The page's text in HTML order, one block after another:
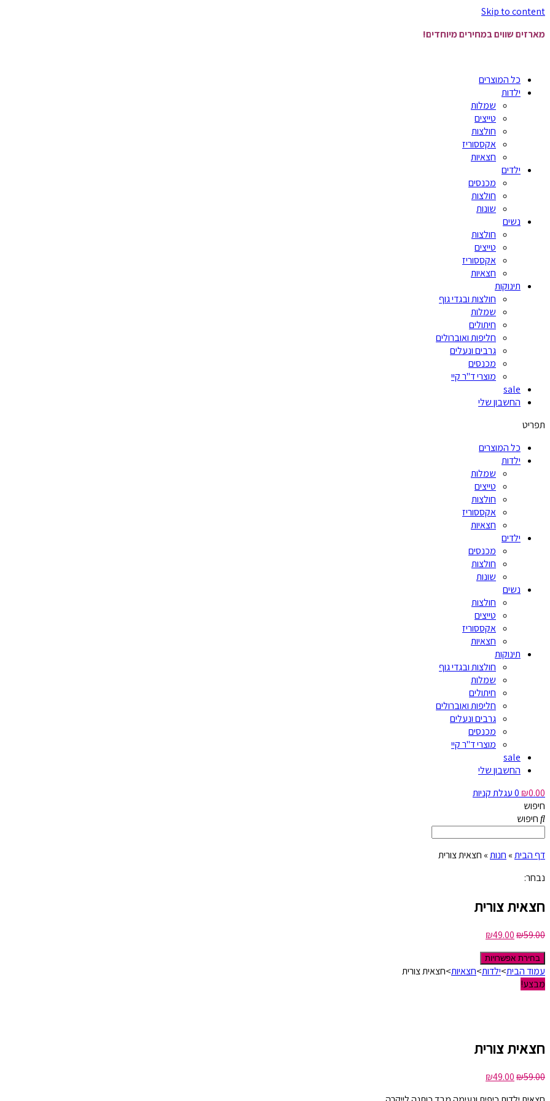
Skip to content
מארזים שווים במחירים מיוחדים!
כל המוצרים
ילדות
שמלות
טייצים
חולצות
אקססוריז
חצאיות
ילדים
מכנסים
חולצות
שונות
נשים
חולצות
טייצים
אקססוריז
חצאיות
תינוקות
חולצות ובגדי גוף
שמלות
חיתולים
חליפות ואוברולים
גרבים ונעלים
מכנסים
מוצרי ד"ר קיי
sale
החשבון שלי
תפריט
כל המוצרים
ילדות
שמלות
טייצים
חולצות
אקססוריז
חצאיות
ילדים
מכנסים
חולצות
שונות
נשים
חולצות
טייצים
אקססוריז
חצאיות
תינוקות
חולצות ובגדי גוף
שמלות
חיתולים
חליפות ואוברולים
גרבים ונעלים
מכנסים
מוצרי ד"ר קיי
sale
החשבון שלי
₪0.00
0עגלת קניות
חיפוש
חיפוש
דף הבית» חנות» חצאית צורית
נבחר:
חצאית צורית
₪59.00
₪49.00
בחירת אפשרויות
עמוד הבית>ילדות>חצאיות>חצאית צורית
מבצע!
חצאית צורית
₪59.00
₪49.00